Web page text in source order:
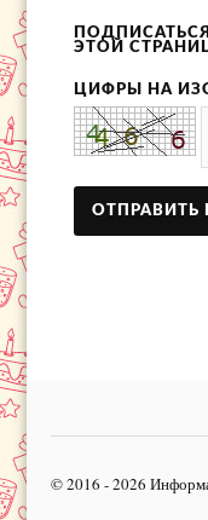
ЭТОЙ
ЦИФРЫ НА
© 2016 - 2026